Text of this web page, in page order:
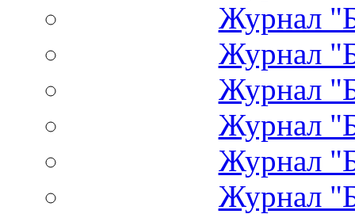
Журнал
Журнал
Журнал
Журнал
Журнал
Журнал